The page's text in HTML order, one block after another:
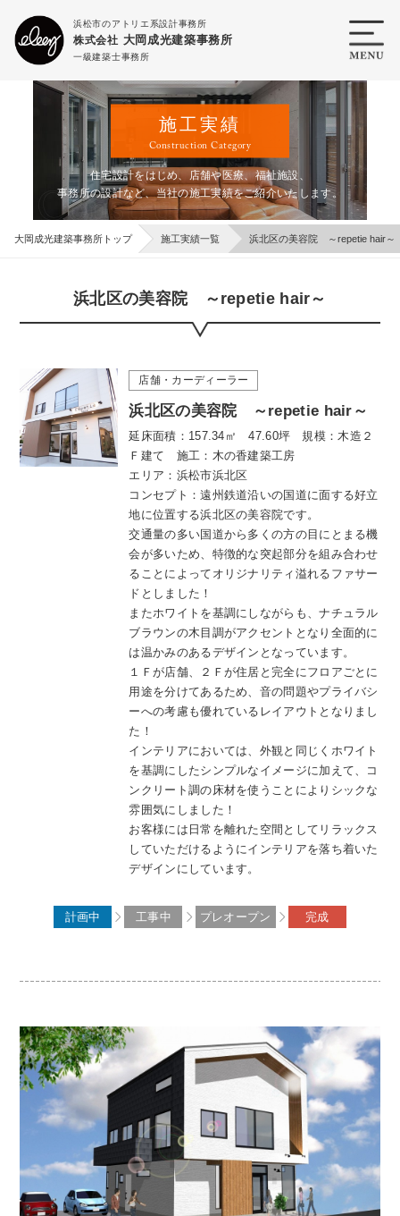
浜松市のアトリエ系設計事務所
株式会社 大岡成光建築事務所
一級建築士事務所
施工実績
Construction Category
住宅設計をはじめ、店舗や医療、福祉施設、
事務所の設計など、当社の施工実績をご紹介いたします。
大岡成光建築事務所トップ 施工実績一覧 浜北区の美容院 ～repetie hair～
浜北区の美容院 ～repetie hair～
店舗・カーディーラー
浜北区の美容院 ～repetie hair～
延床面積：157.34㎡ 47.60坪 規模：木造２
Ｆ建て 施工：木の香建築工房
エリア：浜松市浜北区
コンセプト：遠州鉄道沿いの国道に面する好立
地に位置する浜北区の美容院です。
交通量の多い国道から多くの方の目にとまる機
会が多いため、特徴的な突起部分を組み合わせ
ることによってオリジナリティ溢れるファサー
ドとしました！
またホワイトを基調にしながらも、ナチュラル
ブラウンの木目調がアクセントとなり全面的に
は温かみのあるデザインとなっています。
１Ｆが店舗、２Ｆが住居と完全にフロアごとに
用途を分けてあるため、音の問題やプライバシ
ーへの考慮も優れているレイアウトとなりまし
た！
インテリアにおいては、外観と同じくホワイト
を基調にしたシンプルなイメージに加えて、コ
ンクリート調の床材を使うことによりシックな
雰囲気にしました！
お客様には日常を離れた空間としてリラックス
していただけるようにインテリアを落ち着いた
デザインにしています。
計画中 工事中 プレオープン 完成